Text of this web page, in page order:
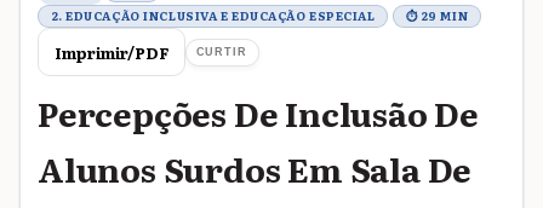
2. EDUCAÇÃO INCLUSIVA E EDUCAÇÃO ESPECIAL
⏱ 29 MIN
Imprimir/PDF CURTIR
Percepções De Inclusão De
Alunos Surdos Em Sala De